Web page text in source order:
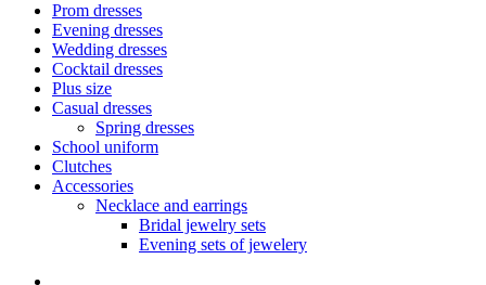
Prom dresses
Evening dresses
Wedding dresses
Cocktail dresses
Plus size
Casual dresses
Spring dresses
School uniform
Clutches
Accessories
Necklace and earrings
Bridal jewelry sets
Evening sets of jewelery